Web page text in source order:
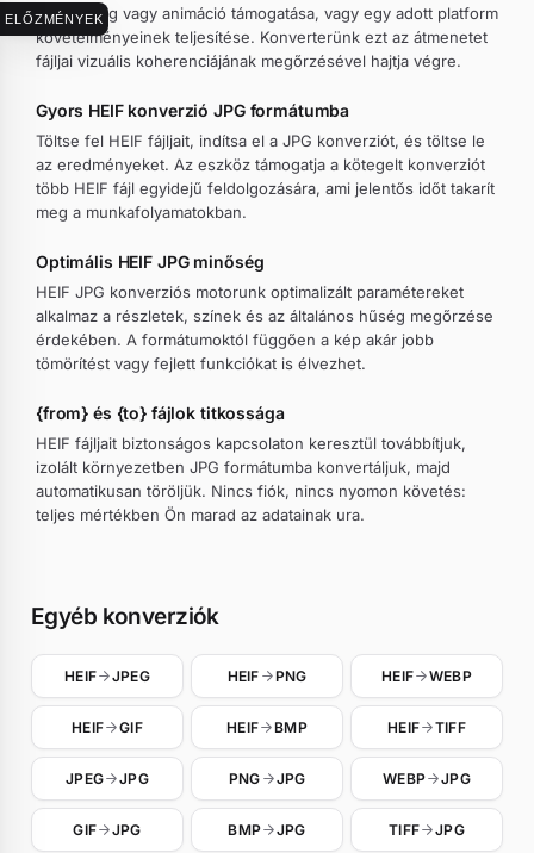
ELŐZMÉNYEK
átlátszóság vagy animáció támogatása, vagy egy adott platform
követelményeinek teljesítése. Konverterünk ezt az átmenetet
fájljai vizuális koherenciájának megőrzésével hajtja végre.
Gyors HEIF konverzió JPG formátumba
Töltse fel HEIF fájljait, indítsa el a JPG konverziót, és töltse le
az eredményeket. Az eszköz támogatja a kötegelt konverziót
több HEIF fájl egyidejű feldolgozására, ami jelentős időt takarít
meg a munkafolyamatokban.
Optimális HEIF JPG minőség
HEIF JPG konverziós motorunk optimalizált paramétereket
alkalmaz a részletek, színek és az általános hűség megőrzése
érdekében. A formátumoktól függően a kép akár jobb
tömörítést vagy fejlett funkciókat is élvezhet.
{from} és {to} fájlok titkossága
HEIF fájljait biztonságos kapcsolaton keresztül továbbítjuk,
izolált környezetben JPG formátumba konvertáljuk, majd
automatikusan töröljük. Nincs fiók, nincs nyomon követés:
teljes mértékben Ön marad az adatainak ura.
Egyéb konverziók
HEIF JPEG HEIF PNG HEIF WEBP
HEIF GIF HEIF BMP HEIF TIFF
JPEG JPG PNG JPG WEBP JPG
GIF JPG BMP JPG TIFF JPG